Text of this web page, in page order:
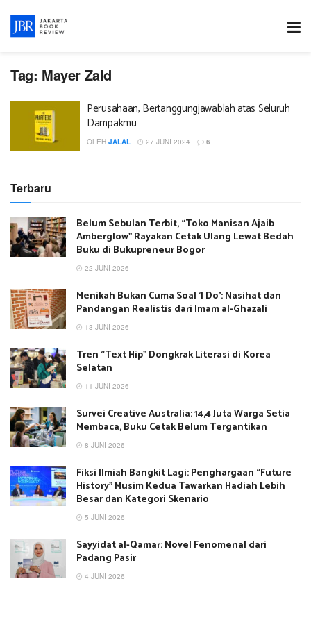
Tag: Mayer Zald
Perusahaan, Bertanggungjawablah atas Seluruh
Dampakmu
OLEH JALAL 27 JUNI 2024 6
Terbaru
Belum Sebulan Terbit, “Toko Manisan Ajaib
Amberglow” Rayakan Cetak Ulang Lewat Bedah
Buku di Bukupreneur Bogor
22 JUNI 2026
Menikah Bukan Cuma Soal ‘I Do’: Nasihat dan
Pandangan Realistis dari Imam al-Ghazali
13 JUNI 2026
Tren “Text Hip” Dongkrak Literasi di Korea
Selatan
11 JUNI 2026
Survei Creative Australia: 14,4 Juta Warga Setia
Membaca, Buku Cetak Belum Tergantikan
8 JUNI 2026
Fiksi Ilmiah Bangkit Lagi: Penghargaan “Future
History” Musim Kedua Tawarkan Hadiah Lebih
Besar dan Kategori Skenario
5 JUNI 2026
Sayyidat al-Qamar: Novel Fenomenal dari
Padang Pasir
4 JUNI 2026